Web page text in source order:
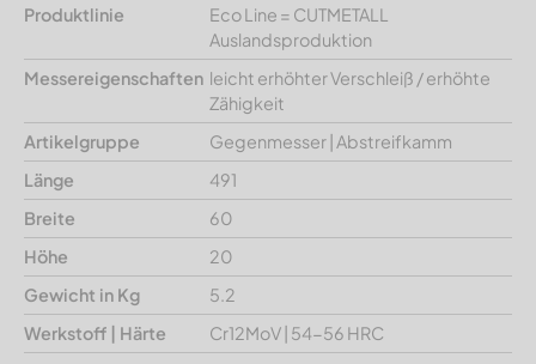
Produktlinie
Eco Line = CUTMETALL
Auslandsproduktion
Messereigenschaften leicht erhöhter Verschleiß / erhöhte
Zähigkeit
Artikelgruppe
Gegenmesser | Abstreifkamm
Länge
491
Breite
60
Höhe
20
Gewicht in Kg
5.2
Werkstoff | Härte
Cr12MoV | 54-56 HRC